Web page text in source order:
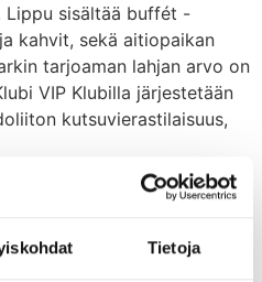
Tietoja
Lippu sisältää buffét -
kahvit, sekä aitiopaikan
tarjoaman lahjan arvo on
VIP Klubilla järjestetään
kutsuvierastilaisuus,
kisoista